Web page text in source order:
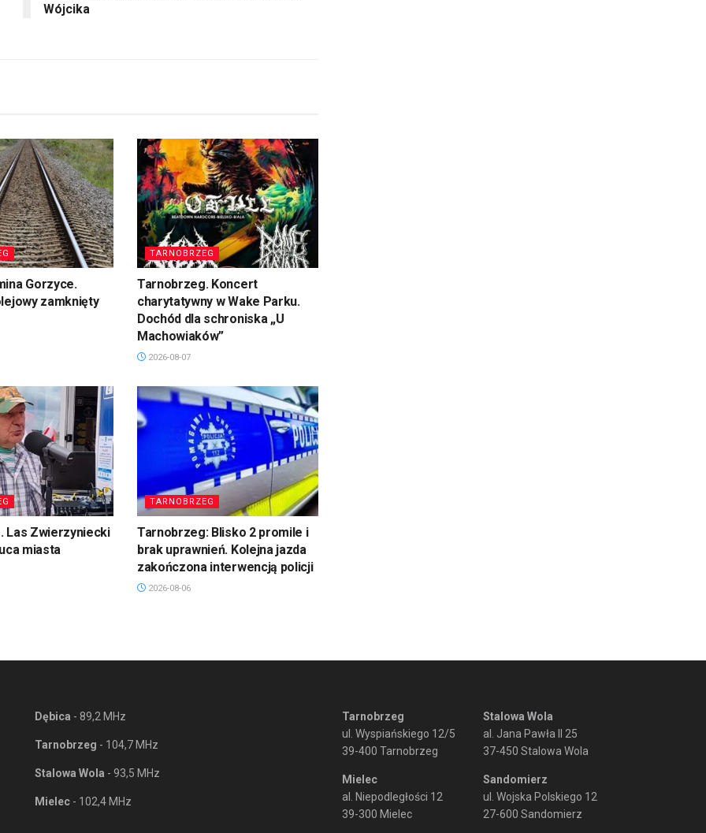
Wójcika
Gorzyce.
zamknięty
TARNOBRZEG
Tarnobrzeg. Koncert
charytatywny w Wake Parku.
Dochód dla schroniska „U
Machowiaków”
2026-08-07
Las Zwierzyniecki
miasta
TARNOBRZEG
Tarnobrzeg: Blisko 2 promile i
brak uprawnień. Kolejna jazda
zakończona interwencją policji
2026-08-06
Dębica - 89,2 MHz
Tarnobrzeg - 104,7 MHz
Stalowa Wola - 93,5 MHz
Mielec - 102,4 MHz
Tarnobrzeg
ul. Wyspiańskiego 12/5
39-400 Tarnobrzeg
Mielec
al. Niepodległości 12
39-300 Mielec
Stalowa Wola
al. Jana Pawła II 25
37-450 Stalowa Wola
Sandomierz
ul. Wojska Polskiego 12
27-600 Sandomierz